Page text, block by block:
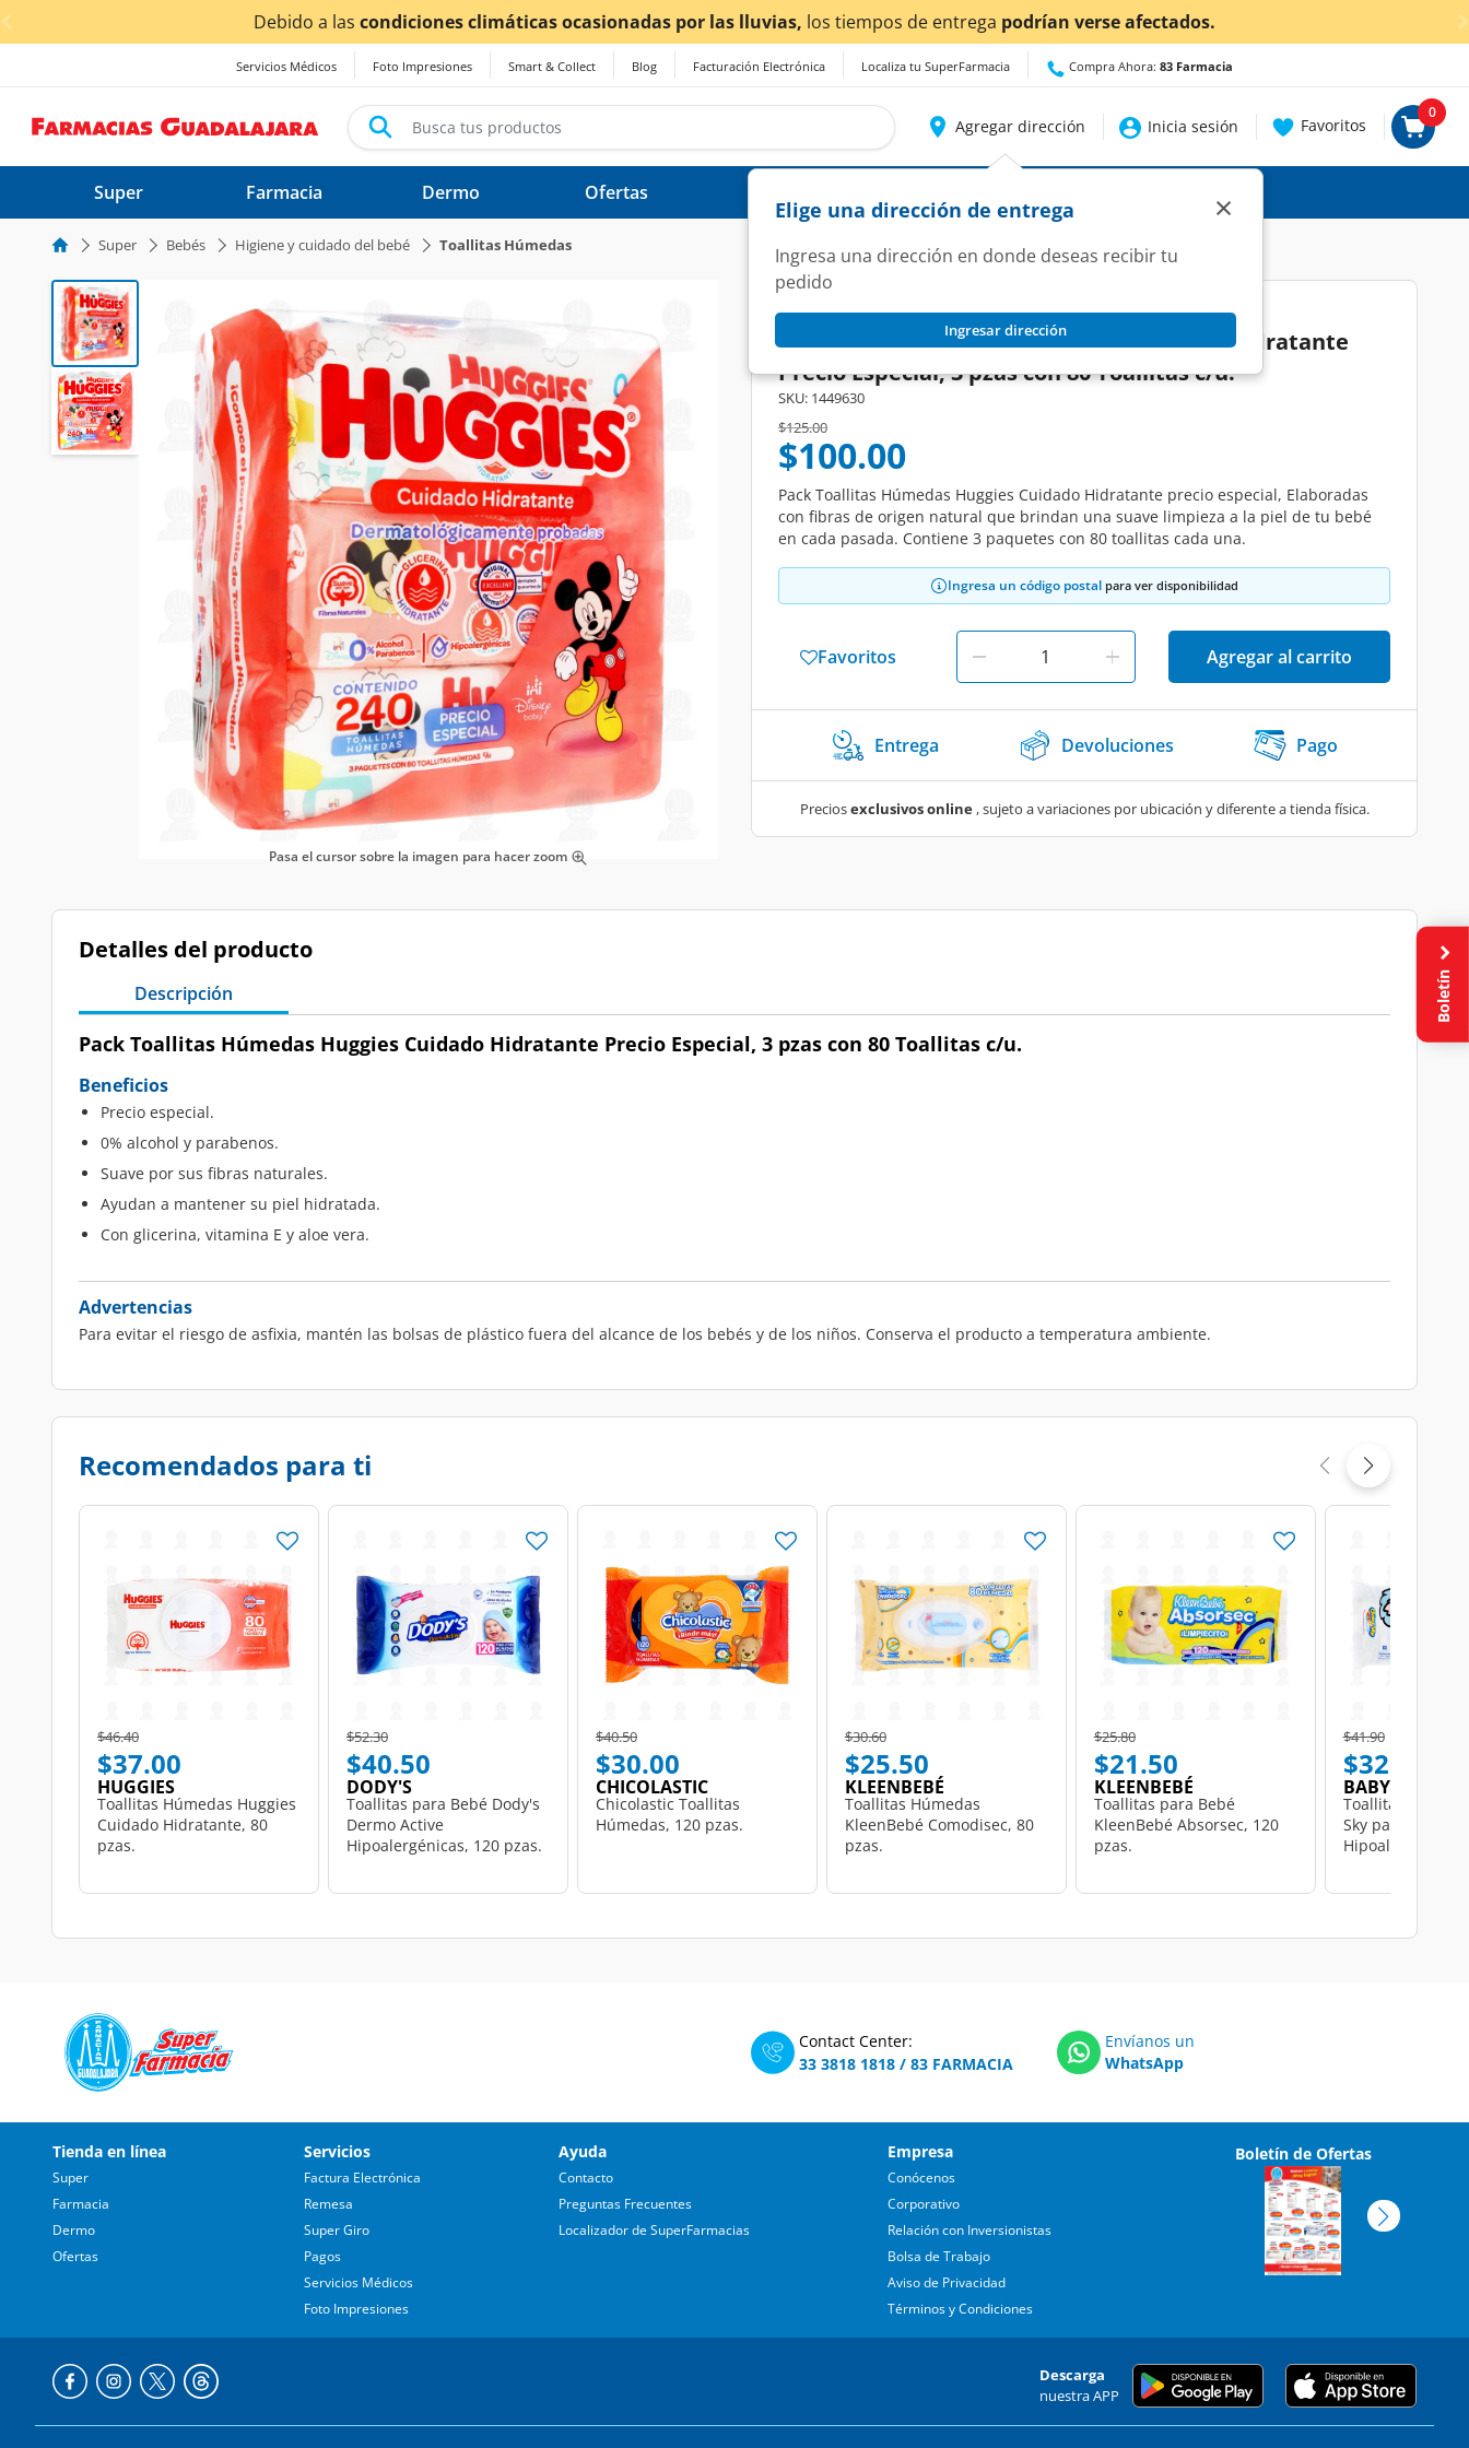
< div class="carousel-inner"> ¡Ahora también en Aguascalientes!Daclic aquípara conocer detalles.
Servicios Médicos Foto Impresiones Smart & Collect Blog Facturación Electrónica Localiza tu SuperFarmacia Compra Ahora: 83 Farmacia
Agregar dirección
Elige una dirección de entrega
Ingresa una dirección en donde deseas recibir tu
pedido
Ingresar dirección
×
Inicia sesión Favoritos
0
Super Farmacia Dermo Ofertas
Super Bebés Higiene y cuidado del bebé Toallitas Húmedas
Pasa el cursor sobre la imagen para hacer zoom
HUGGIES
Pack Toallitas Húmedas Huggies Cuidado Hidratante
Precio Especial, 3 pzas con 80 Toallitas c/u.
SKU: 1449630
Price reduced from
$125.00to
$100.00
Pack Toallitas Húmedas Huggies Cuidado Hidratante precio especial, Elaboradas
con fibras de origen natural que brindan una suave limpieza a la piel de tu bebé
en cada pasada. Contiene 3 paquetes con 80 toallitas cada una.
Ingresa un código postal para ver disponibilidad
Favoritos Agregar al carrito
Entrega Devoluciones Pago
Preciosexclusivos online, sujeto a variaciones por ubicación y diferente a tienda física.
Detalles del producto
Descripción
Pack Toallitas Húmedas Huggies Cuidado Hidratante Precio Especial, 3 pzas con 80 Toallitas c/u.
Beneficios
Precio especial.
0% alcohol y parabenos.
Suave por sus fibras naturales.
Ayudan a mantener su piel hidratada.
Con glicerina, vitamina E y aloe vera.
Advertencias
Para evitar el riesgo de asfixia, mantén las bolsas de plástico fuera del alcance de los bebés y de los niños. Conserva el producto a temperatura ambiente.
Recomendados para ti
Price reduced from
$46.40to
$37.00
HUGGIES
Toallitas Húmedas Huggies
Cuidado Hidratante, 80
pzas.
Price reduced from
$52.30to
$40.50
DODY'S
Toallitas para Bebé Dody's
Dermo Active
Hipoalergénicas, 120 pzas.
Price reduced from
$40.50to
$30.00
CHICOLASTIC
Chicolastic Toallitas
Húmedas, 120 pzas.
Price reduced from
$30.60to
$25.50
KLEENBEBÉ
Toallitas Húmedas
KleenBebé Comodisec, 80
pzas.
Price reduced from
$25.80to
$21.50
KLEENBEBÉ
Toallitas para Bebé
KleenBebé Absorsec, 120
pzas.
Price reduced from
$41.90to
$32.50
BABY SKY
Toallitas
Sky para Bebé
Contact Center:
33 3818 1818 / 83 FARMACIA
Envíanos un
WhatsApp
Tienda en línea
Super
Farmacia
Dermo
Ofertas
Servicios
Factura Electrónica
Remesa
Super Giro
Pagos
Servicios Médicos
Foto Impresiones
Ayuda
Contacto
Preguntas Frecuentes
Localizador de SuperFarmacias
Empresa
Conócenos
Corporativo
Relación con Inversionistas
Bolsa de Trabajo
Aviso de Privacidad
Términos y Condiciones
Boletín de Ofertas
Descarga
nuestra APP
Boletín